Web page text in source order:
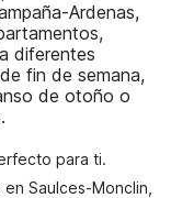
Ardenas,
diferentes
fin de semana,
de otoño o
para ti.
Saulces-Monclin,